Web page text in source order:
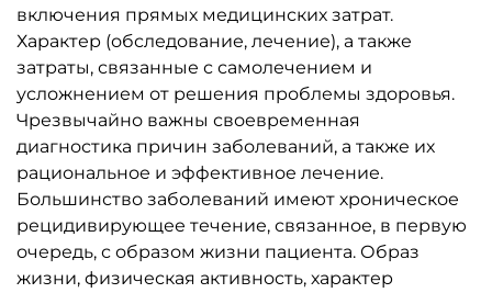
включения прямых медицинских затрат.
Характер (обследование, лечение), а также
затраты, связанные с самолечением и
усложнением от решения проблемы здоровья.
Чрезвычайно важны своевременная
диагностика причин заболеваний, а также их
рациональное и эффективное лечение.
Большинство заболеваний имеют хроническое
рецидивирующее течение, связанное, в первую
очередь, с образом жизни пациента. Образ
жизни, физическая активность, характер